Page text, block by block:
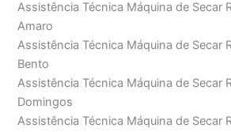
Assistência Técnica Máquina de Secar
Amaro
Assistência Técnica Máquina de Secar
Bento
Assistência Técnica Máquina de Secar
Domingos
Assistência Técnica Máquina de Secar